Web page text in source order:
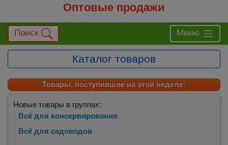
Оптовые продажи
Поиск Меню
Каталог товаров
Товары, поступившие на этой неделе:
Новые товары в группах:
Всё для консервирования
Всё для садоводов